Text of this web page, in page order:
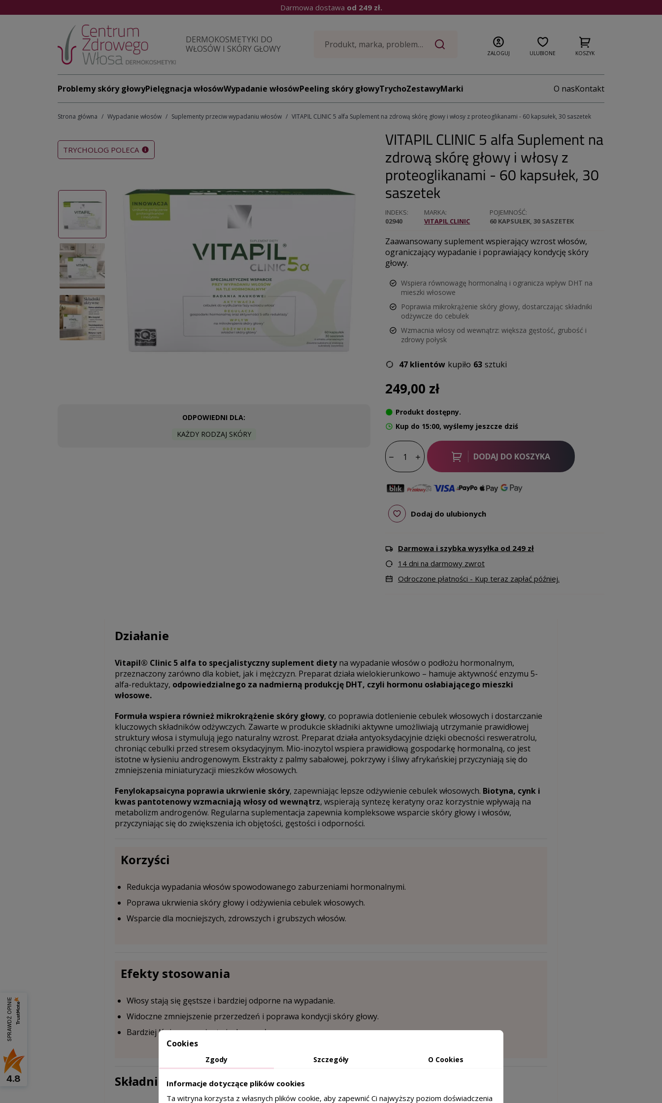
Darmowa dostawa od 249 zł.
DERMOKOSMETYKI DO
WŁOSÓW I SKÓRY GŁOWY
ZALOGUJ ULUBIONE KOSZYK
Problemy skóry głowyPielęgnacja włosówWypadanie włosówPeeling skóry głowyTrychoZestawyMarki O nasKontakt
Strona główna Wypadanie włosów Suplementy przeciw wypadaniu włosów VITAPIL CLINIC 5 alfa Suplement na zdrową skórę głowy i włosy z proteoglikanami - 60 kapsułek, 30 saszetek
TRYCHOLOG POLECA
ODPOWIEDNI DLA:
KAŻDY RODZAJ SKÓRY
VITAPIL CLINIC 5 alfa Suplement na
zdrową skórę głowy i włosy z
proteoglikanami - 60 kapsułek, 30
saszetek
INDEKS
02940
MARKA
VITAPIL CLINIC
POJEMNOŚĆ
60 KAPSUŁEK, 30 SASZETEK
Zaawansowany suplement wspierający wzrost włosów,
ograniczający wypadanie i poprawiający kondycję skóry
głowy.
Wspiera równowagę hormonalną i ogranicza wpływ DHT na
mieszki włosowe
Poprawia mikrokrążenie skóry głowy, dostarczając składniki
odżywcze do cebulek
Wzmacnia włosy od wewnątrz: większa gęstość, grubość i
zdrowy połysk
47 klientów kupiło 63 sztuki
249,00 zł
Produkt dostępny.
Kup do 15:00, wyślemy jeszcze dziś
DODAJ DO KOSZYKA
Dodaj do ulubionych
Darmowa i szybka wysyłka od 249 zł
14 dni na darmowy zwrot
Odroczone płatności - Kup teraz zapłać później.
Działanie
Vitapil® Clinic 5 alfa to specjalistyczny suplement dietyna wypadanie włosów o podłożu hormonalnym,
przeznaczony zarówno dla kobiet, jak i mężczyzn. Preparat działa wielokierunkowo – hamuje aktywność enzymu 5-
alfa-reduktazy, odpowiedzialnego za nadmierną produkcję DHT, czyli hormonu osłabiającego mieszki
włosowe.
Formuła wspiera również mikrokrążenie skóry głowy, co poprawia dotlenienie cebulek włosowych i dostarczanie
kluczowych składników odżywczych. Zawarte w produkcie składniki aktywne umożliwiają utrzymanie prawidłowej
struktury włosa i stymulują jego naturalny wzrost. Preparat działa antyoksydacyjnie dzięki obecności resweratrolu,
chroniąc cebulki przed stresem oksydacyjnym. Mio-inozytol wspiera prawidłową gospodarkę hormonalną, co jest
istotne w łysieniu androgenowym. Ekstrakty z palmy sabałowej, pokrzywy i śliwy afrykańskiej przyczyniają się do
zmniejszenia miniaturyzacji mieszków włosowych.
Fenylokapsaicyna poprawia ukrwienie skóry, zapewniając lepsze odżywienie cebulek włosowych. Biotyna, cynk i
kwas pantotenowy wzmacniają włosy od wewnątrz, wspierają syntezę keratyny oraz korzystnie wpływają na
metabolizm androgenów. Regularna suplementacja zapewnia kompleksowe wsparcie skóry głowy i włosów,
przyczyniając się do zwiększenia ich objętości, gęstości i odporności.
Korzyści
Redukcja wypadania włosów spowodowanego zaburzeniami hormonalnymi.
Poprawa ukrwienia skóry głowy i odżywienia cebulek włosowych.
Wsparcie dla mocniejszych, zdrowszych i grubszych włosów.
Efekty stosowania
Włosy stają się gęstsze i bardziej odporne na wypadanie.
Widoczne zmniejszenie przerzedzeń i poprawa kondycji skóry głowy.
Bardziej lśniące, sprężyste i zdrowe włosy.
Składniki aktywne
SPRAWDŹ OPINIE
4.8
Cookies
Zgody Szczegóły O Cookies
Informacje dotyczące plików cookies
Ta witryna korzysta z własnych plików cookie, aby zapewnić Ci najwyższy poziom doświadczenia